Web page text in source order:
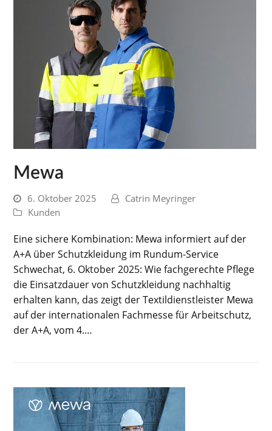
Mewa
6. Oktober 2025
Catrin Meyringer
Kunden
Eine sichere Kombination: Mewa informiert auf der
A+A über Schutzkleidung im Rundum-Service
Schwechat, 6. Oktober 2025: Wie fachgerechte Pflege
die Einsatzdauer von Schutzkleidung nachhaltig
erhalten kann, das zeigt der Textildienstleister Mewa
auf der internationalen Fachmesse für Arbeitschutz,
der A+A, vom 4.…